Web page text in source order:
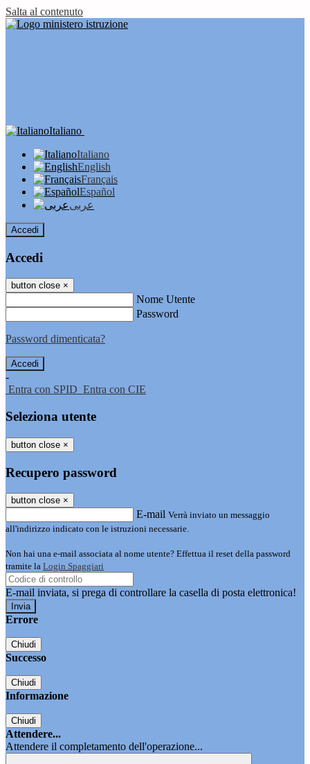
Salta al contenuto
Italiano
Italiano
English
Français
Español
عربى
Accedi
Accedi
button close ×
Nome Utente
Password
Password dimenticata?
-
Entra con SPID Entra con CIE
Seleziona utente
button close ×
Recupero password
button close ×
E-mail Verrà inviato un messaggio
all'indirizzo indicato con le istruzioni necessarie.
Non hai una e-mail associata al nome utente? Effettua il reset della password
tramite la Login Spaggiari
E-mail inviata, si prega di controllare la casella di posta elettronica!
Errore
Chiudi
Successo
Chiudi
Informazione
Chiudi
Attendere...
Attendere il completamento dell'operazione...